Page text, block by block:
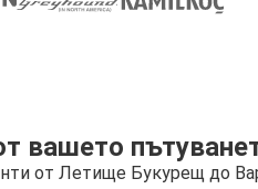
вашето
от Летище Букурещ до